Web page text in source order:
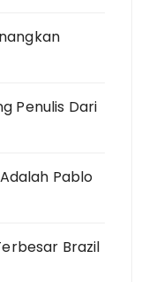
Penulis Dari
Pablo
Brazil